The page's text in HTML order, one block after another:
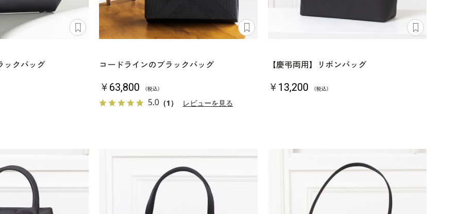
ックバッグ コードラインのブラックバッグ
￥63,800 （税込）
5.0（1） レビューを見る
【慶弔両用】リボンバッグ
￥13,200 （税込）